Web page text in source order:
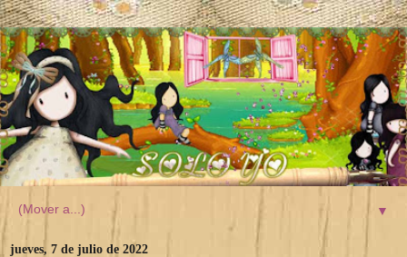
▼
jueves, 7 de julio de 2022